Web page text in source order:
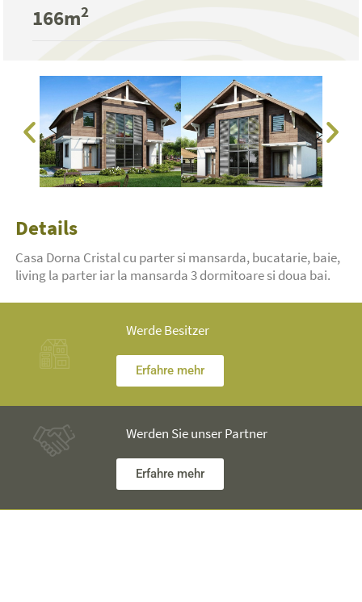
166m2
Details
Casa Dorna Cristal cu parter si mansarda, bucatarie, baie,
living la parter iar la mansarda 3 dormitoare si doua bai.
Werde Besitzer
Erfahre mehr
Werden Sie unser Partner
Erfahre mehr